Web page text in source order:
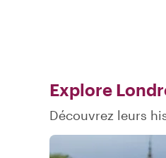
Explore
Découvrez leurs